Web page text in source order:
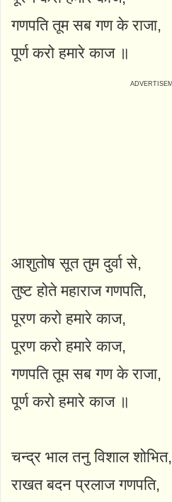
गणपति तूम सब गण के राजा,
पूर्ण करो हमारे काज ॥
आशुतोष सूत तुम दुर्वा से,
तुष्ट होते महाराज गणपति,
पूरण करो हमारे काज,
पूरण करो हमारे काज,
गणपति तूम सब गण के राजा,
पूर्ण करो हमारे काज ॥
चन्द्र भाल तनु विशाल शोभित,
राखत बदन प्रलाज गणपति,